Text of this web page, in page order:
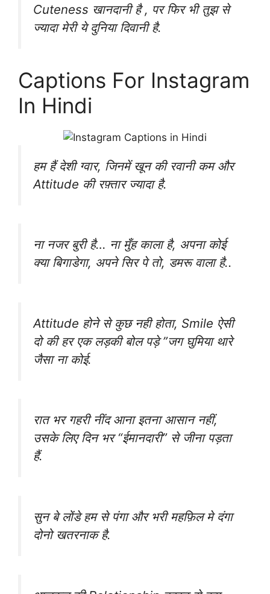
Cuteness खानदानी है , पर फिर भी तुझ से
ज्यादा मेरी ये दुनिया दिवानी है.
Captions For Instagram
In Hindi
हम हैं देशी ग्वार, जिनमें खून की रवानी कम और
Attitude की रफ़्तार ज्यादा है.
ना नजर बुरी है… ना मुँह काला है, अपना कोई
क्या बिगाडेगा, अपने सिर पे तो, डमरू वाला है..
Attitude होने से कुछ नही होता, Smile‬ ऐसी
दो की हर एक लड़की बोल पड़े ”जग घुमिया थारे
जैसा ना कोई.
रात भर गहरी नींद आना इतना आसान नहीं,
उसके लिए दिन भर “ईमानदारी” से जीना पड़ता
हैं.
सुन‬ बे लोंडे हम से ‪‎पंगा और ‪भरी महफ़िल मे दंगा
दोनो ‪खतरनाक‬ है.